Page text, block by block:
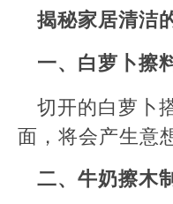
揭秘家居清洁
一、白萝卜擦
切开的白萝卜
面，将会产生意
二、牛奶擦木